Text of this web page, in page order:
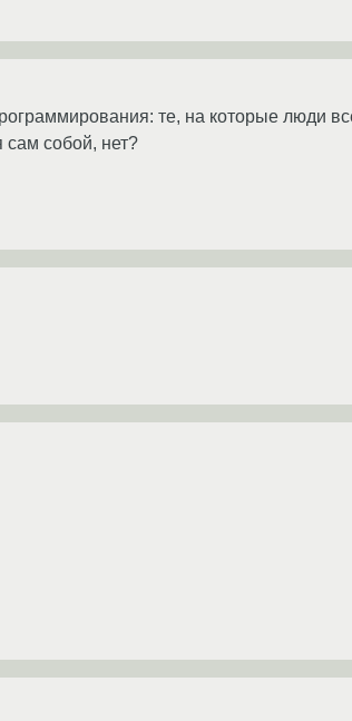
те, на которые люди
сам собой, нет?